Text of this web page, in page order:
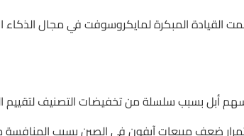
القيادة المبكرة لمايكروسوفت في مجال
أبل بسبب سلسلة من تخفيضات التصنيف لتقييم
ضعف مبيعات آيفون في الصين بسبب